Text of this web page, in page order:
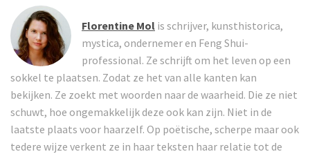
Florentine Mol is schrijver, kunsthistorica,
mystica, ondernemer en Feng Shui-
professional. Ze schrijft om het leven op een
sokkel te plaatsen. Zodat ze het van alle kanten kan
bekijken. Ze zoekt met woorden naar de waarheid. Die ze niet
schuwt, hoe ongemakkelijk deze ook kan zijn. Niet in de
laatste plaats voor haarzelf. Op poëtische, scherpe maar ook
tedere wijze verkent ze in haar teksten haar relatie tot de